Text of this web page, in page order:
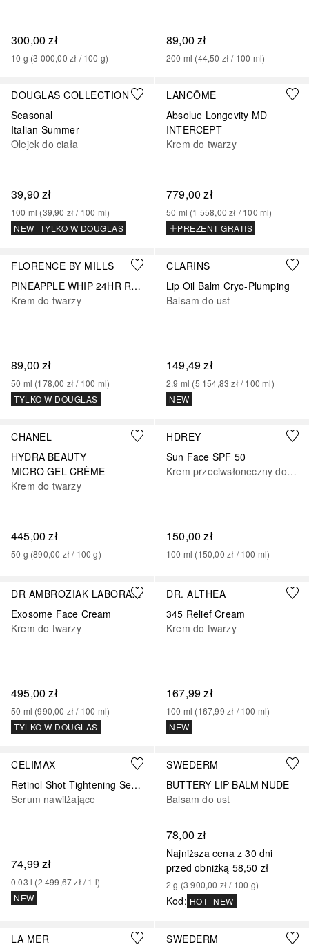
300,00 zł
10 g (3 000,00 zł / 100 g)
89,00 zł
200 ml (44,50 zł / 100 ml)
DOUGLAS COLLECTION
Seasonal
Italian Summer
Olejek do ciała
39,90 zł
100 ml (39,90 zł / 100 ml)
NEW TYLKO W DOUGLAS
LANCÔME
Absolue Longevity MD
INTERCEPT
Krem do twarzy
779,00 zł
50 ml (1 558,00 zł / 100 ml)
PREZENT GRATIS
FLORENCE BY MILLS
PINEAPPLE WHIP 24HR REPLENISHING MOISTURIZER
Krem do twarzy
89,00 zł
50 ml (178,00 zł / 100 ml)
TYLKO W DOUGLAS
CLARINS
Lip Oil Balm Cryo-Plumping
Balsam do ust
149,49 zł
2.9 ml (5 154,83 zł / 100 ml)
NEW
CHANEL
HYDRA BEAUTY
MICRO GEL CRÈME
Krem do twarzy
445,00 zł
50 g (890,00 zł / 100 g)
HDREY
Sun Face SPF 50
Krem przeciwsłoneczny do ciała
150,00 zł
100 ml (150,00 zł / 100 ml)
DR AMBROZIAK LABORATORIUM
Exosome Face Cream
Krem do twarzy
495,00 zł
50 ml (990,00 zł / 100 ml)
TYLKO W DOUGLAS
DR. ALTHEA
345 Relief Cream
Krem do twarzy
167,99 zł
100 ml (167,99 zł / 100 ml)
NEW
CELIMAX
Retinol Shot Tightening Serum
Serum nawilżające
74,99 zł
0.03 l (2 499,67 zł / 1 l)
NEW
SWEDERM
BUTTERY LIP BALM NUDE
Balsam do ust
78,00 zł
Najniższa cena z 30 dni
przed obniżką 58,50 zł
2 g (3 900,00 zł / 100 g)
Kod: HOT NEW
LA MER
SWEDERM